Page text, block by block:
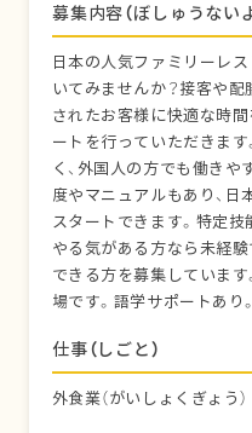
募集内容（ぼしゅうない
日本の人気ファミリーレ
いてみませんか？接客や配
されたお客様に快適な時
ートを行っていただきま
く、外国人の方でも働きや
度やマニュアルもあり、
スタートできます。特定技
やる気がある方なら未経
できる方を募集していま
場です。語学サポートあり。
仕事（しごと）
外食業（がいしょくぎょう）